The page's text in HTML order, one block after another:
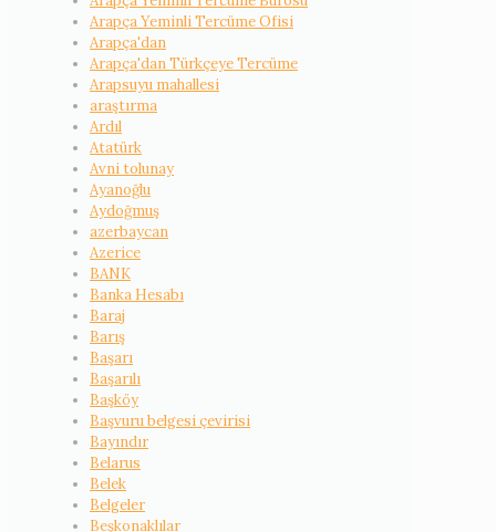
Arapça Yeminli Tercüme Ofisi
Arapça'dan
Arapça'dan Türkçeye Tercüme
Arapsuyu mahallesi
araştırma
Ardıl
Atatürk
Avni tolunay
Ayanoğlu
Aydoğmuş
azerbaycan
Azerice
BANK
Banka Hesabı
Baraj
Barış
Başarı
Başarılı
Başköy
Başvuru belgesi çevirisi
Bayındır
Belarus
Belek
Belgeler
Beşkonaklılar